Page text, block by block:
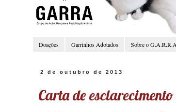
Doações Garrinhos Adotados Sobre o G.A.R.R.A
2 de outubro de 2013
Carta de